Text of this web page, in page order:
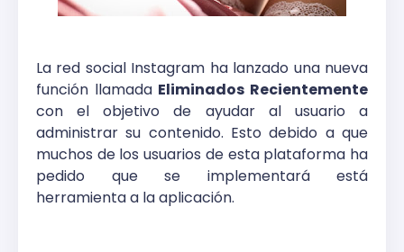
La red social Instagram ha lanzado una nueva
función llamada Eliminados Recientemente
con el objetivo de ayudar al usuario a
administrar su contenido. Esto debido a que
muchos de los usuarios de esta plataforma ha
pedido que se implementará está
herramienta a la aplicación.